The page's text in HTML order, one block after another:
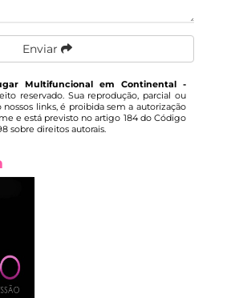
Enviar
Multifuncional em Continental -
reservado. Sua reprodução, parcial ou
links, é proibida sem a autorização
e está previsto no artigo 184 do Código
sobre direitos autorais.